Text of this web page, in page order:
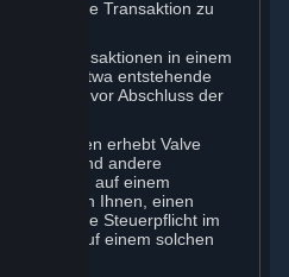
getätigte Transaktion zu
für Transaktionen in einem
erheben. Etwa entstehende
Ihnen vor Abschluss der
erhebt Valve
GST und andere
auf einem
empfehlen Ihnen, einen
um Ihre Steuerpflicht im
auf einem solchen